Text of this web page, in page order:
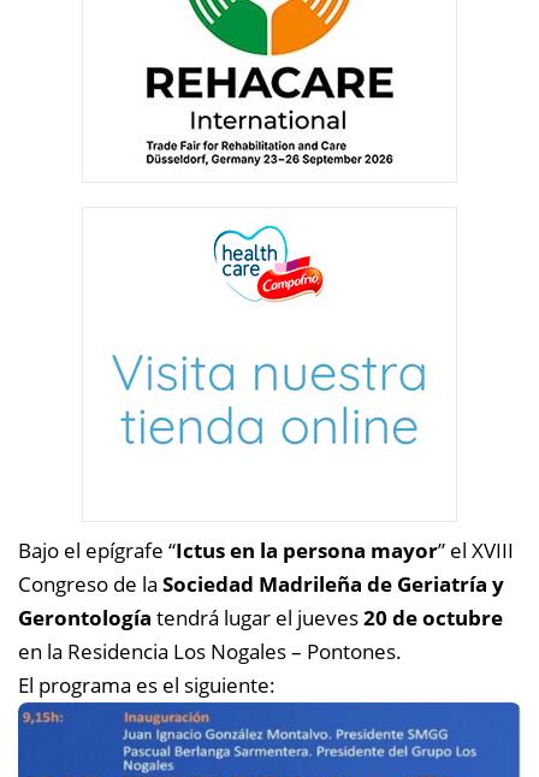
Bajo el epígrafe “Ictus en la persona mayor” el XVIII
Congreso de la Sociedad Madrileña de Geriatría y
Gerontología tendrá lugar el jueves20 de octubre
en la Residencia Los Nogales – Pontones.
El programa es el siguiente: